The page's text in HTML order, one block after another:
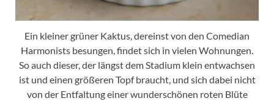
Ein kleiner grüner Kaktus, dereinst von den Comedian
Harmonists besungen, findet sich in vielen Wohnungen.
So auch dieser, der längst dem Stadium klein entwachsen
ist und einen größeren Topf braucht, und sich dabei nicht
von der Entfaltung einer wunderschönen roten Blüte